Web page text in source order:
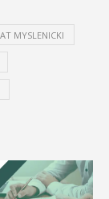
MYSLENICKI